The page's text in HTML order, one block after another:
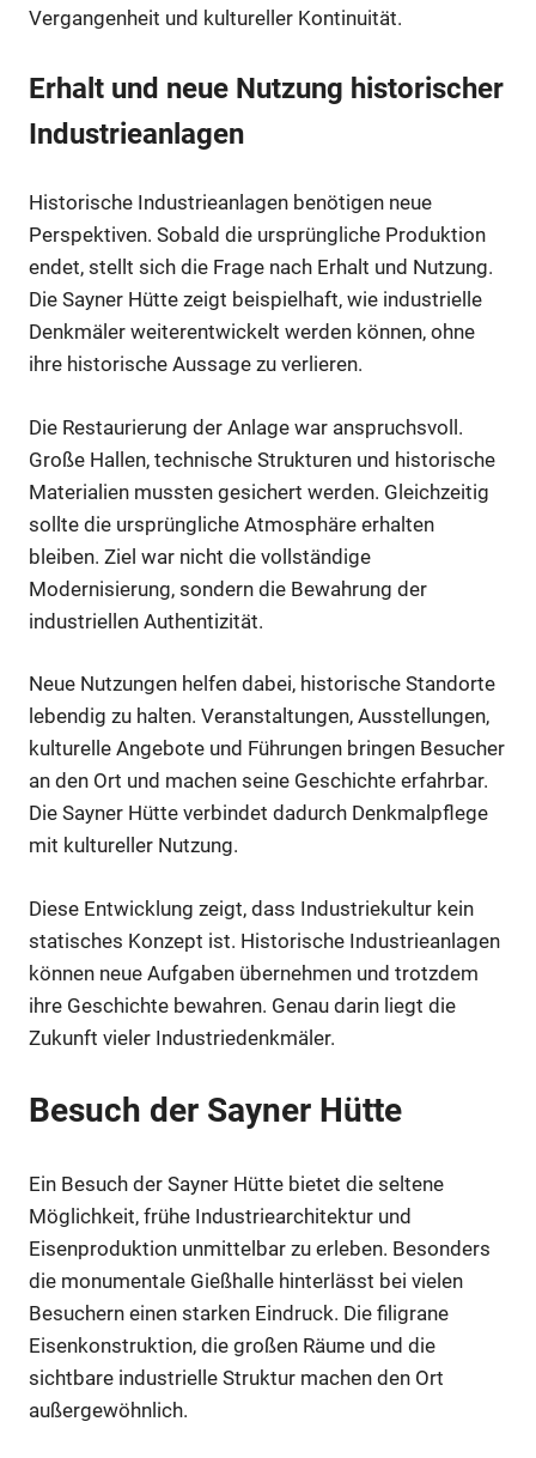
Vergangenheit und kultureller Kontinuität.
Erhalt und neue Nutzung historischer
Industrieanlagen
Historische Industrieanlagen benötigen neue
Perspektiven. Sobald die ursprüngliche Produktion
endet, stellt sich die Frage nach Erhalt und Nutzung.
Die Sayner Hütte zeigt beispielhaft, wie industrielle
Denkmäler weiterentwickelt werden können, ohne
ihre historische Aussage zu verlieren.
Die Restaurierung der Anlage war anspruchsvoll.
Große Hallen, technische Strukturen und historische
Materialien mussten gesichert werden. Gleichzeitig
sollte die ursprüngliche Atmosphäre erhalten
bleiben. Ziel war nicht die vollständige
Modernisierung, sondern die Bewahrung der
industriellen Authentizität.
Neue Nutzungen helfen dabei, historische Standorte
lebendig zu halten. Veranstaltungen, Ausstellungen,
kulturelle Angebote und Führungen bringen Besucher
an den Ort und machen seine Geschichte erfahrbar.
Die Sayner Hütte verbindet dadurch Denkmalpflege
mit kultureller Nutzung.
Diese Entwicklung zeigt, dass Industriekultur kein
statisches Konzept ist. Historische Industrieanlagen
können neue Aufgaben übernehmen und trotzdem
ihre Geschichte bewahren. Genau darin liegt die
Zukunft vieler Industriedenkmäler.
Besuch der Sayner Hütte
Ein Besuch der Sayner Hütte bietet die seltene
Möglichkeit, frühe Industriearchitektur und
Eisenproduktion unmittelbar zu erleben. Besonders
die monumentale Gießhalle hinterlässt bei vielen
Besuchern einen starken Eindruck. Die filigrane
Eisenkonstruktion, die großen Räume und die
sichtbare industrielle Struktur machen den Ort
außergewöhnlich.